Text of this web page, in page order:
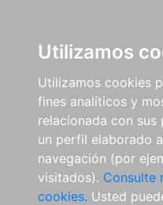
Utilizamos
Utilizamos cookies
fines analíticos y
relacionada con sus
un perfil elaborado
navegación (por
visitados). Consulte
cookies. Usted